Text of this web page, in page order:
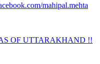
mahipal.mehta
OF UTTARAKHAND !!